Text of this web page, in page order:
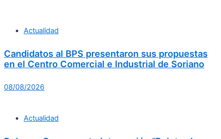
Actualidad
Candidatos al BPS presentaron sus propuestas
en el Centro Comercial e Industrial de Soriano
08/08/2026
Actualidad